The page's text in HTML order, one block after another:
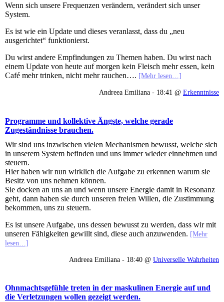
Wenn sich unsere Frequenzen verändern, verändert sich unser
System.
Es ist wie ein Update und dieses veranlasst, dass du „neu
ausgerichtet“ funktionierst.
Du wirst andere Empfindungen zu Themen haben. Du wirst nach
einem Update von heute auf morgen kein Fleisch mehr essen, kein
Café mehr trinken, nicht mehr rauchen…. [Mehr lesen…]
Andreea Emiliana - 18:41 @ Erkenntnisse
Programme und kollektive Ängste, welche gerade
Zugeständnisse brauchen.
Wir sind uns inzwischen vielen Mechanismen bewusst, welche sich
in unserem System befinden und uns immer wieder einnehmen und
steuern.
Hier haben wir nun wirklich die Aufgabe zu erkennen warum sie
Besitz von uns nehmen können.
Sie docken an uns an und wenn unsere Energie damit in Resonanz
geht, dann haben sie durch unseren freien Willen, die Zustimmung
bekommen, uns zu steuern.
Es ist unsere Aufgabe, uns dessen bewusst zu werden, dass wir mit
unseren Fähigkeiten gewillt sind, diese auch anzuwenden. [Mehr
lesen…]
Andreea Emiliana - 18:40 @ Universelle Wahrheiten
Ohnmachtsgefühle treten in der maskulinen Energie auf und
die Verletzungen wollen gezeigt werden.